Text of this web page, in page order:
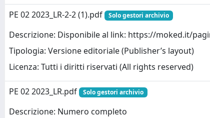
PE 02 2023_LR-2-2 (1).pdf
Solo gestori archivio
Descrizione: Disponibile al link: https://moked.it/
Tipologia: Versione editoriale (Publisher’s layout)
Licenza: Tutti i diritti riservati (All rights reserved)
PE 02 2023_LR.pdf Solo gestori archivio
Descrizione: Numero completo